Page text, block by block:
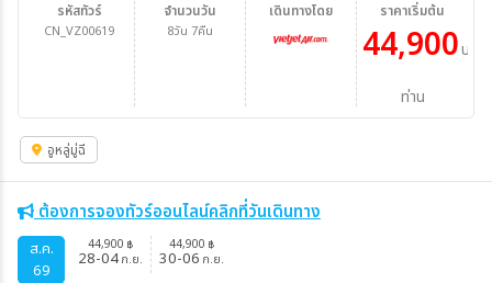
รหัสทัวร์
CN_VZ00619
จำนวนวัน
8วัน 7คืน
ราคาเริ่มต้น
44,900บาท/
ท่าน
เดินทางโดย
อูหลู่มู่ฉี
ต้องการจองทัวร์ออนไลน์คลิกที่วันเดินทาง
ส.ค.
69
44,900 ฿
28-04ก.ย.
44,900 ฿
30-06 ก.ย.